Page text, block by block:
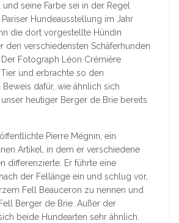
und seine Farbe sei in der Regel
Hundeausstellung im Jahr
die dort vorgestellte Hündin
den verschiedensten Schäferhunden
Fotograph Léon Crémière
und erbrachte so den
dafür, wie ähnlich sich
heutiger Berger de Brie bereits
Pierre Mégnin, ein
Artikel, in dem er verschiedene
differenzierte. Er führte eine
der Fellänge ein und schlug vor,
Fell Beauceron zu nennen und
Berger de Brie. Außer der
beide Hundearten sehr ähnlich.